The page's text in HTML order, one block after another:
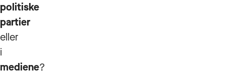
politiske
partier
eller
i
mediene?